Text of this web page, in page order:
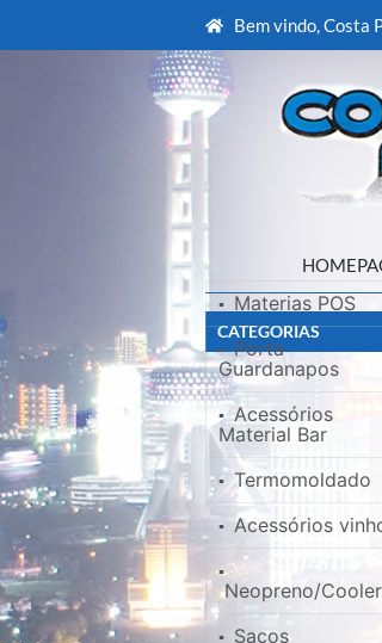
Bem vindo, Costa
CATEGORIAS
▪ Materias POS
▪ Porta
Guardanapos
▪ Acessórios
Material Bar
▪ Termomoldado
▪ Acessórios
▪
Neopreno/
▪ Sacos